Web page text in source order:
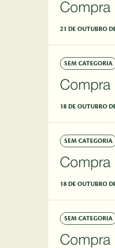
Compra
21 DE OUTUBRO
SEM CATEGORIA
Compra
18 DE OUTUBRO
SEM CATEGORIA
Compra
18 DE OUTUBRO
SEM CATEGORIA
Compra